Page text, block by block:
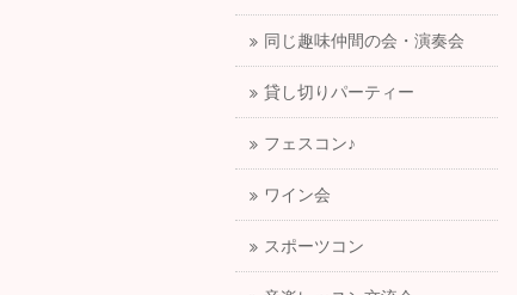
同じ趣味仲間の会・演奏会
貸し切りパーティー
フェスコン♪
ワイン会
スポーツコン